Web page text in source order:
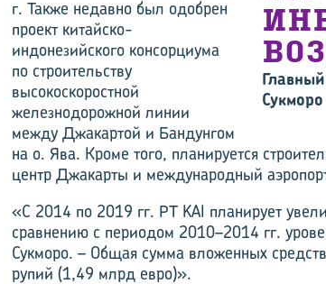
Сукморо
г. Также недавно был одобрен
проект китайско-
индонезийского консорциума
по строительству
высокоскоростной
железнодорожной линии
между Джакартой и Бандунгом
на о. Ява. Кроме того, планируется
центр Джакарты и международный
«С 2014 по 2019 гг. PT KAI планирует
сравнению с периодом 2010–2014 гг.
Сукморо. – Общая сумма вложенных
рупий (1,49 млрд евро)».